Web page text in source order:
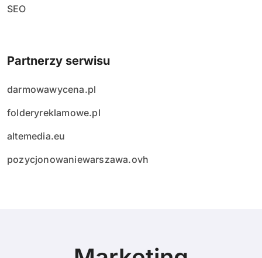
SEO
Partnerzy serwisu
darmowawycena.pl
folderyreklamowe.pl
altemedia.eu
pozycjonowaniewarszawa.ovh